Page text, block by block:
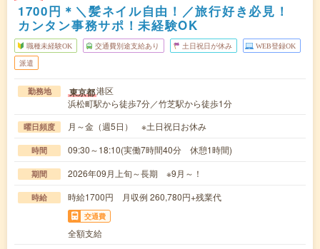
1700円＊＼髪ネイル自由！／旅行好き必見！
カンタン事務サポ！未経験OK
職種未経験OK 交通費別途支給あり 土日祝日が休み WEB登録OK
派遣
勤務地 東京都港区
浜松町駅から徒歩7分／竹芝駅から徒歩1分
曜日頻度 月～金（週5日） ※土日祝日お休み
時間 09:30～18:10(実働7時間40分 休憩1時間)
期間 2026年09月上旬～長期 ※9月～！
時給 時給1700円 月収例 260,780円+残業代
交通費
全額支給